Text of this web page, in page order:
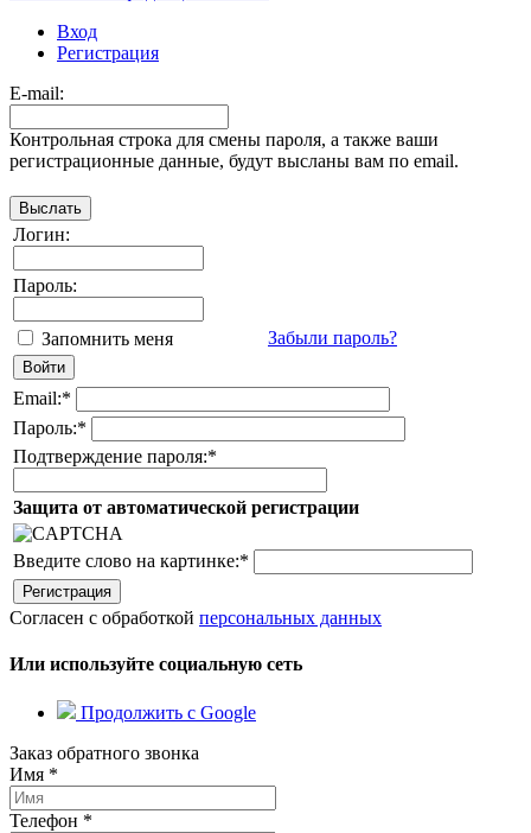
Вход
Регистрация
E-mail:
Контрольная строка для смены пароля, а также ваши
регистрационные данные, будут высланы вам по email.
Логин:
Пароль:
Запомнить меня Забыли пароль?
Email:*
Пароль:*
Подтверждение пароля:*
Защита от автоматической регистрации
Введите слово на картинке:*
Согласен с обработкой персональных данных
Или используйте социальную сеть
Продолжить с Google
Заказ обратного звонка
Имя *
Телефон *